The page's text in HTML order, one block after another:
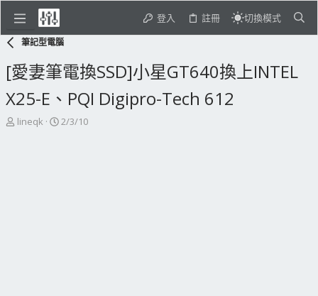
登入 註冊 切換模式
筆記型電腦
[愛妻筆電換SSD]小星GT640換上INTEL
X25-E、PQI Digipro-Tech 612
主
lineqk
開
2/3/10